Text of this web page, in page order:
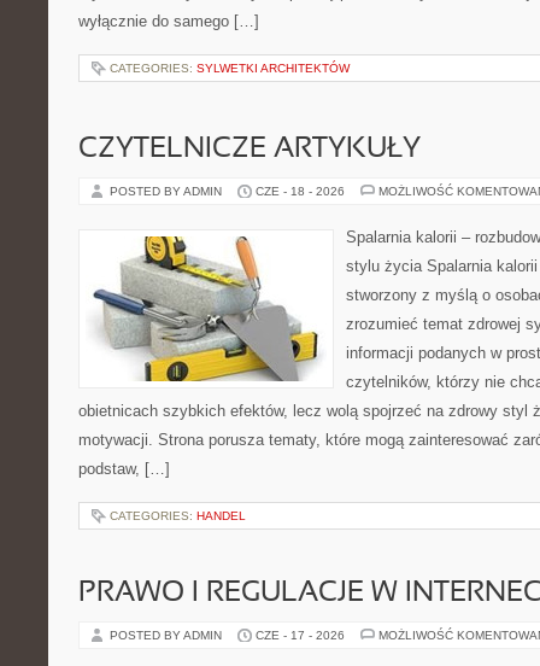
wyłącznie do samego […]
CATEGORIES: SYLWETKI ARCHITEKTÓW
CZYTELNICZE ARTYKUŁY
POSTED BY ADMIN CZE - 18 - 2026 MOŻLIWOŚĆ
Spalarnia kalorii –
stylu życia Spalarnia
stworzony z myślą o
zrozumieć temat zdrowej
informacji podanych w
czytelników, którzy nie
obietnicach szybkich efektów, lecz wolą spojrzeć na zdrowy styl
motywacji. Strona porusza tematy, które mogą zainteresować
podstaw, […]
CATEGORIES: HANDEL
PRAWO I REGULACJE W
POSTED BY ADMIN CZE - 17 - 2026 MOŻLIWOŚĆ